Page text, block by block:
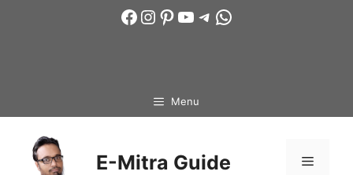
Facebook
Instagram
Pinterest
YouTube
Telegram
WhatsApp
Menu
E-Mitra Guide Menu